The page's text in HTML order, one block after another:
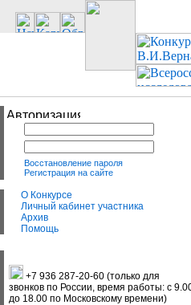
Восстановление пароля
Регистрация на сайте
О Конкурсе
Личный кабинет участника
Архив
Помощь
+7 936 287-20-60 (только для
звонков по России, время работы: с
до 18.00 по Московскому времени)